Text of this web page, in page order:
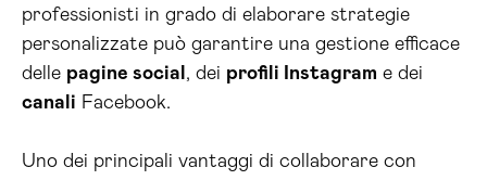
professionisti in grado di elaborare strategie
personalizzate può garantire una gestione efficace
delle pagine social , dei profili Instagram e dei
canali Facebook.
Uno dei principali vantaggi di collaborare con